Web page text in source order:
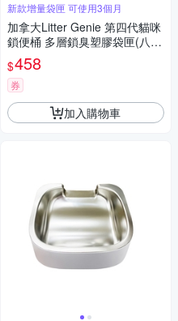
新款增量袋匣 可使用3個月
加拿大Litter Genie 第四代貓咪
鎖便桶 多層鎖臭塑膠袋匣(八角
形)▲有專利正品，才能鎖住異
味▲
$458
券
加入購物車